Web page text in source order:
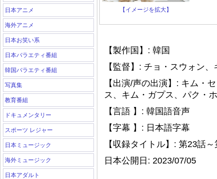
日本アニメ
海外アニメ
日本お笑い系
日本バラエティ番組
韓国バラエティ番組
写真集
教育番組
ドキュメンタリー
スポーツ レジャー
日本ミュージック
海外ミュージック
日本アダルト
【イメージを拡大】
【製作国】: 韓国
【監督】: チョ・スウォン
【出演/声の出演】: キム・
ス、キム・ガプス、パク・
【言語 】: 韓国語音声
【字幕 】: 日本語字幕
【収録タイトル】: 第23話
日本公開日: 2023/07/05